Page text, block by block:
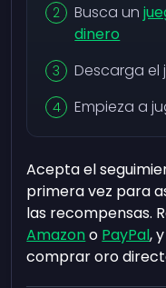
Busca un
dinero
Descarga el
Empieza a
Acepta el
primera vez para
las recompensas.
Amazono PayPal,
comprar oro